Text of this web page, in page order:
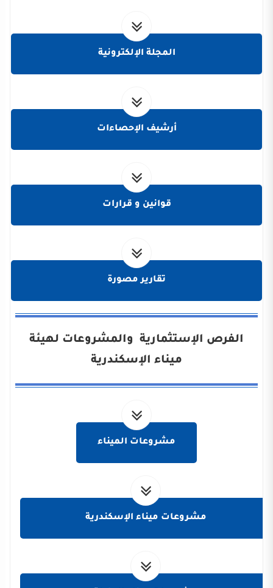
المجلة الإلكترونية
أرشيف الإحصاءات
قوانين و قرارات
تقارير مصورة
الفرص الإستثمارية والمشروعات لهيئة
ميناء الإسكندرية
مشروعات الميناء
مشروعات ميناء الإسكندرية